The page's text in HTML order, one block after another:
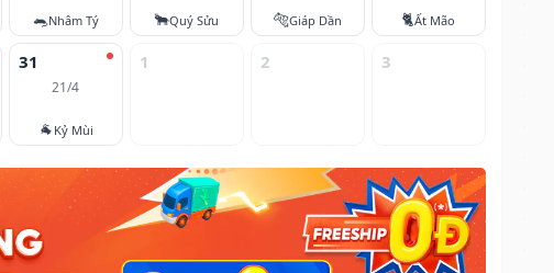
🐀Nhâm Tý 🐂Quý Sửu 🐅Giáp Dần 🐈Ất Mão
31
21/4
🐐 Kỷ Mùi
1 2 3